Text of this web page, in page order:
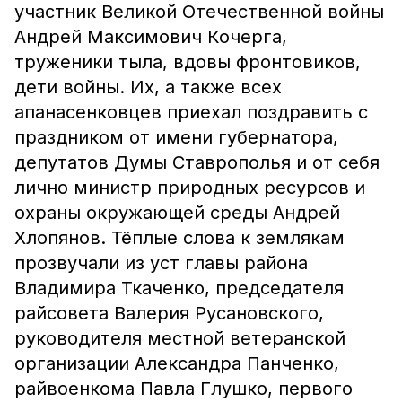
участник Великой Отечественной войны
Андрей Максимович Кочерга,
труженики тыла, вдовы фронтовиков,
дети войны. Их, а также всех
апанасенковцев приехал поздравить с
праздником от имени губернатора,
депутатов Думы Ставрополья и от себя
лично министр природных ресурсов и
охраны окружающей среды Андрей
Хлопянов. Тёплые слова к землякам
прозвучали из уст главы района
Владимира Ткаченко, председателя
райсовета Валерия Русановского,
руководителя местной ветеранской
организации Александра Панченко,
райвоенкома Павла Глушко, первого